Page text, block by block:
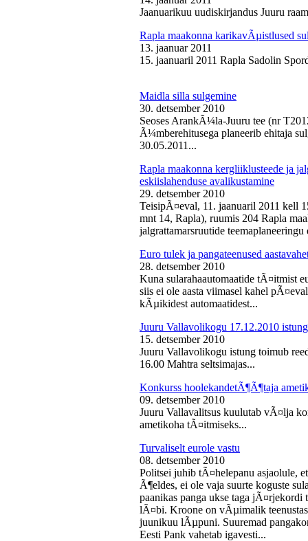
Jaanuarikuu uudiskirjandus Juuru
Rapla maakonna karikavÃµistlused
13. jaanuar 2011
15. jaanuaril 2011 Rapla Sadolin
Maidla silla sulgemine
30. detsember 2010
Seoses ArankÃ¼la-Juuru tee (nr
Ã¼mberehitusega planeerib ehitaja
30.05.2011...
Rapla maakonna kergliiklusteede ja
eskiislahenduse avalikustamine
29. detsember 2010
TeisipÃ¤eval, 11. jaanuaril 2011 kell
mnt 14, Rapla), ruumis 204 Rapla
jalgrattamarsruutide
Euro tulek ja pangateenused
28. detsember 2010
Kuna sularahaautomaatide tÃ¤itmist
siis ei ole aasta viimasel kahel
kÃµikidest automaatidest...
Juuru Vallavolikogu 17.12.2010 istung
15. detsember 2010
Juuru Vallavolikogu istung toimub
16.00 Mahtra seltsimajas...
Konkurss hoolekandetÃ¶Ã¶taja
09. detsember 2010
Juuru Vallavalitsus kuulutab vÃ¤lja
ametikoha tÃ¤itmiseks...
Turvaliselt eurole vastu
08. detsember 2010
Politsei juhib tÃ¤helepanu asjaolule,
Ã¶eldes, ei ole vaja suurte koguste
paanikas panga ukse taga
lÃ¤bi. Kroone on vÃµimalik
juunikuu lÃµpuni. Suuremad
Eesti Pank vahetab igavesti...